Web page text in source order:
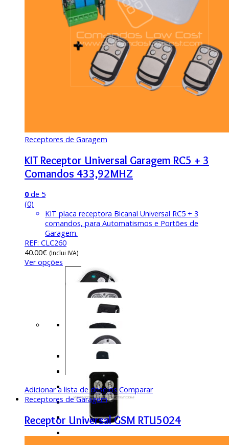
Receptores de Garagem
KIT Receptor Universal Garagem RC5 + 3
Comandos 433,92MHZ
0de 5
(0)
KIT placa receptora Bicanal Universal RC5 + 3
comandos, para Automatismos e Portões de
Garagem.
REF: CLC260
40.00€ (Inclui IVA)
Ver opções
Adicionar a lista de desejos Comparar
Receptores de Garagem
Receptor Universal GSM RTU5024